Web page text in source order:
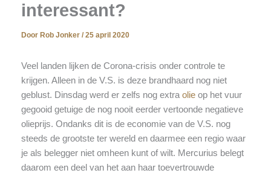
interessant?
Door Rob Jonker / 25 april 2020
Veel landen lijken de Corona-crisis onder controle te
krijgen. Alleen in de V.S. is deze brandhaard nog niet
geblust. Dinsdag werd er zelfs nog extra olieop het vuur
gegooid getuige de nog nooit eerder vertoonde negatieve
olieprijs. Ondanks dit is de economie van de V.S. nog
steeds de grootste ter wereld en daarmee een regio waar
je als belegger niet omheen kunt of wilt. Mercurius belegt
daarom een deel van het aan haar toevertrouwde